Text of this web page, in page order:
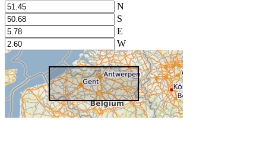
N
S
E
W